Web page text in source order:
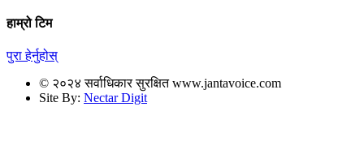
हाम्रो टिम
पुरा हेर्नुहोस्
© २०२४ सर्वाधिकार सुरक्षित www.jantavoice.com
Site By: Nectar Digit